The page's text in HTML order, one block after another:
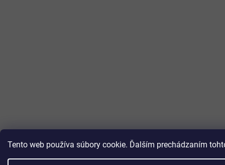
Tento web používa súbory cookie. Ďalším prechádzaním